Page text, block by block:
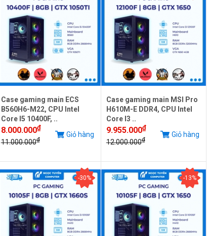
Case gaming main ECS
B560H6-M22, CPU Intel
Core I5 10400F, ..
8.000.000₫
11.000.000₫
Giỏ hàng
Case gaming main MSI Pro
H610M-E DDR4, CPU Intel
Core I3 ..
9.955.000₫
12.000.000₫
Giỏ hàng
-30% -13%